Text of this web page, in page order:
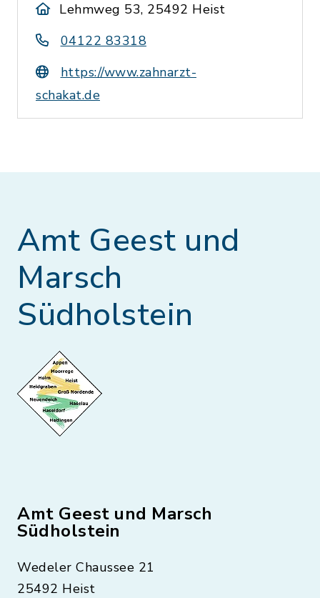
Lehmweg 53, 25492 Heist
04122 83318
https://www.zahnarzt-
schakat.de
Amt Geest und
Marsch
Südholstein
Amt Geest und Marsch
Südholstein
Wedeler Chaussee 21
25492 Heist